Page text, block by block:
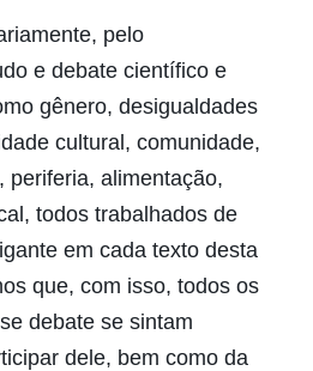
pelo
e debate científico e
gênero, desigualdades
cultural, comunidade,
periferia, alimentação,
todos trabalhados de
em cada texto desta
que, com isso, todos os
debate se sintam
dele, bem como da